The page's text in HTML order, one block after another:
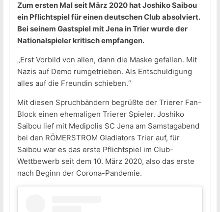
Zum ersten Mal seit März 2020 hat Joshiko Saibou
ein Pflichtspiel für einen deutschen Club absolviert.
Bei seinem Gastspiel mit Jena in Trier wurde der
Nationalspieler kritisch empfangen.
„Erst Vorbild von allen, dann die Maske gefallen. Mit
Nazis auf Demo rumgetrieben. Als Entschuldigung
alles auf die Freundin schieben.“
Mit diesen Spruchbändern begrüßte der Trierer Fan-
Block einen ehemaligen Trierer Spieler. Joshiko
Saibou lief mit Medipolis SC Jena am Samstagabend
bei den RÖMERSTROM Gladiators Trier auf, für
Saibou war es das erste Pflichtspiel im Club-
Wettbewerb seit dem 10. März 2020, also das erste
nach Beginn der Corona-Pandemie.